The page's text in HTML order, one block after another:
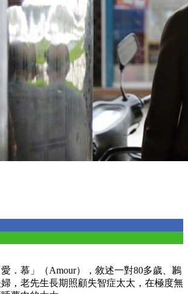
．慕」（Amour），敘述一對80多歲、鶼
，老先生長期照顧失智症太太，在極度無